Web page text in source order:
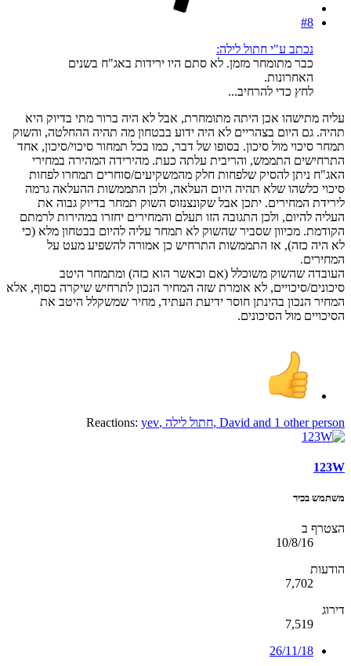
#8
נכתב ע"י חתול לילה:
כבר מתומחר מזמן. לא סתם היו ירידות באג"ח בשנים
האחרונות.
לחץ כדי להרחיב...
עליה מתישהו אכן היתה מתומחרת, אבל לא היה ברור מתי בדיוק היא
תהיה. גם היום בצהריים לא היה ידוע בבטחון מה תהיה ההחלטה, והשוק
תמחר סיכוי מול סיכון. בסופו של דבר, כמו בכל תמחור סיכוי/סיכון, אחד
התרחישים התממש, והריבית עלתה כעת. מהירידה המהירה במחירי
האג"ח ניתן להסיק שלפחות חלק מהמשקיעים/סוחרים תמחרו לפחות
סיכוי כלשהו שלא תהיה היום העלאה, ולכן התממשות ההעלאה גרמה
לירידת המחירים. יתכן אבל שקונצנזוס השוק תמחר בדיוק גבוה את
העליה להיום, ולכן התגובה הזו תעלם והמחירים יחזרו במהירות לרמתם
הקודמת. מכיוון שסביר שהשוק לא תמחר עליה להיום בבטחון מלא (כי
לא היה כזה), אז התממשות התרחיש כן אמורה להשפיע מעט על
המחירים.
העובדה שהשוק משוכלל (אם וכאשר הוא כזה) ומתמחר היטב
סיכונים/סיכויים, לא אומרת שזה המחיר הנכון לתרחיש שיקרה בסוף, אלא
המחיר הנכון בהינתן חוסר ידיעת העתיד, מחיר שמשקלל היטב את
הסיכויים מול הסיכונים.
Reactions: yev, חתול לילה, David and 1 other person
123W
משתמש בכיר
הצטרף ב
10/8/16
הודעות
7,702
דירוג
7,519
26/11/18